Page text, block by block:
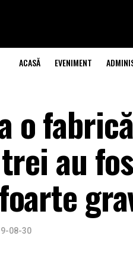
ACASĂ EVENIMENT
o
au
08-30